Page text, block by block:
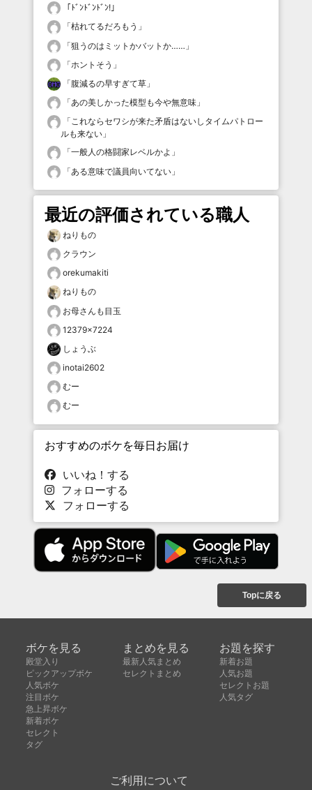
「 ﾄﾞﾝﾄﾞﾝﾄﾞﾝ! 」
「枯れてるだろもう 」
「狙うのはミットかバットか…… 」
「ホントそう 」
「腹減るの早すぎて草 」
「あの美しかった模型も今や無意味 」
「これならセワシが来た矛盾はないしタイムパトロー
ルも来ない 」
「一般人の格闘家レベルかよ 」
「ある意味で議員向いてない 」
最近の評価されている職人
ねりもの
クラウン
orekumakiti
ねりもの
お母さんも目玉
12379×7224
しょうぶ
inotai2602
むー
むー
おすすめのボケを毎日お届け
いいね！する
フォローする
フォローする
Topに戻る
ボケを見る
殿堂入り
ピックアップボケ
人気ボケ
注目ボケ
急上昇ボケ
新着ボケ
セレクト
タグ
まとめを見る
最新人気まとめ
セレクトまとめ
お題を探す
新着お題
人気お題
セレクトお題
人気タグ
ご利用について